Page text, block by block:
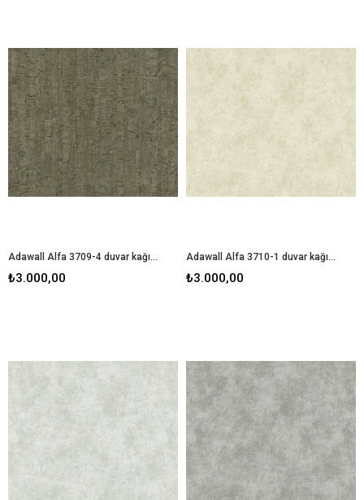
Adawall Alfa 3709-4 duvar kağıdı
₺3.000,00
Adawall Alfa 3710-1 duvar kağıdı
₺3.000,00